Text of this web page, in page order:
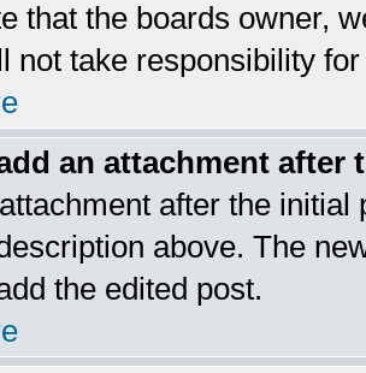
that the boards owner,
not take responsibility
an attachment after
after the
above. The
the edited post.